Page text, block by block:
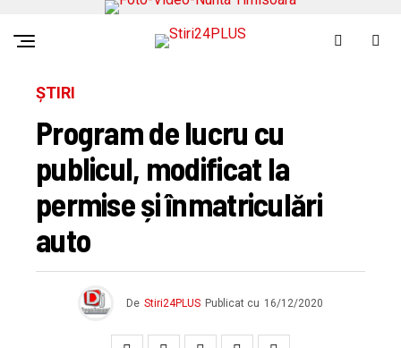
ȘTIRI
Program de lucru cu
publicul, modificat la
permise și înmatriculări
auto
De Stiri24PLUS Publicat cu 16/12/2020